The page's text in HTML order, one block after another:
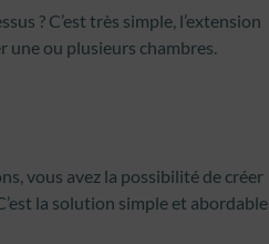
? C’est très simple, l’extension
une ou plusieurs chambres.
vous avez la possibilité de créer
la solution simple et abordable